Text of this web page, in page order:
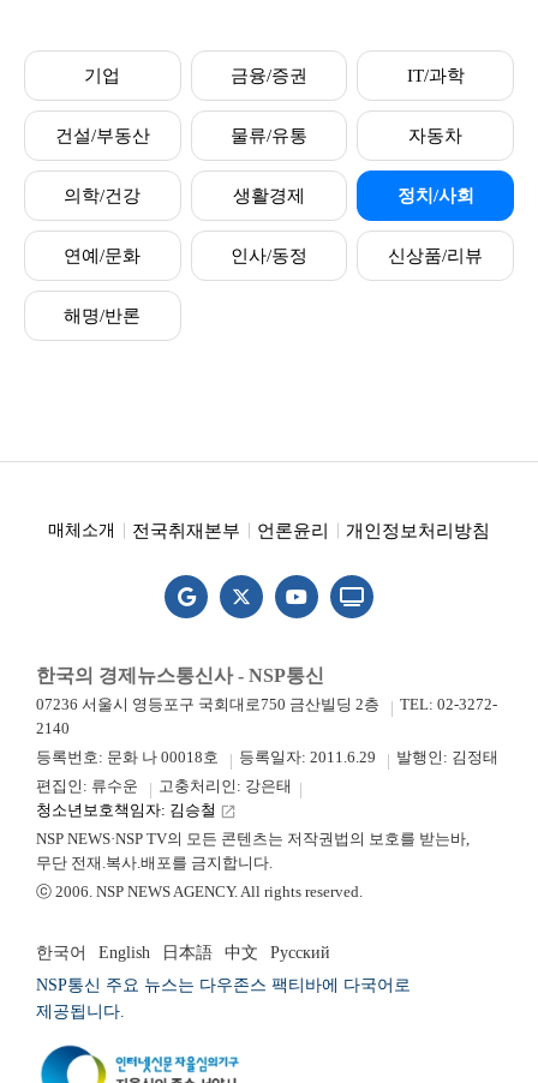
기업 금융/증권 IT/과학
건설/부동산 물류/유통 자동차
의학/건강 생활경제 정치/사회
연예/문화 인사/동정 신상품/리뷰
해명/반론
매체소개 전국취재본부 언론윤리 개인정보처리방침
한국의 경제뉴스통신사 - NSP통신
07236 서울시 영등포구 국회대로750 금산빌딩 2층
TEL: 02-3272-
2140
등록번호: 문화 나 00018호
등록일자: 2011.6.29
발행인: 김정태
편집인: 류수운
고충처리인: 강은태
청소년보호책임자: 김승철 launch
NSP NEWS·NSP TV의 모든 콘텐츠는 저작권법의 보호를 받는바,
무단 전재.복사.배포를 금지합니다.
ⓒ 2006. NSP NEWS AGENCY. All rights reserved.
한국어 English 日本語 中文
Русский
NSP통신 주요 뉴스는 다우존스 팩티바에 다국어로
제공됩니다.